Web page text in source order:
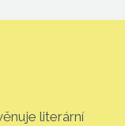
literární